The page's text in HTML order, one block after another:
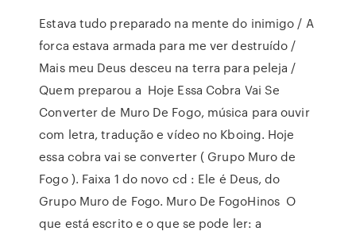
Estava tudo preparado na mente do inimigo / A
forca estava armada para me ver destruído /
Mais meu Deus desceu na terra para peleja /
Quem preparou a Hoje Essa Cobra Vai Se
Converter de Muro De Fogo, música para ouvir
com letra, tradução e vídeo no Kboing. Hoje
essa cobra vai se converter ( Grupo Muro de
Fogo ). Faixa 1 do novo cd : Ele é Deus, do
Grupo Muro de Fogo. Muro De FogoHinos O
que está escrito e o que se pode ler: a